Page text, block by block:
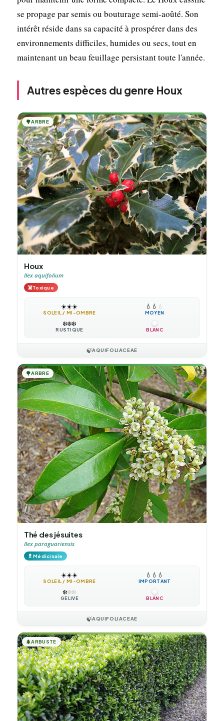
se propage par semis ou bouturage semi-aoûté. Son
intérêt réside dans sa capacité à prospérer dans des
environnements difficiles, humides ou secs, tout en
maintenant un beau feuillage persistant toute l'année.
Autres espèces du genre Houx
🌳ARBRE
Houx
Ilex aquifolium
☠️Toxique
☀️☀️☀️
SOLEIL / MI-OMBRE
💧 💧 💧
MOYEN
❄️❄️❄️
RUSTIQUE BLANC
🍃AQUIFOLIACEAE
🌳ARBRE
Thé des jésuites
Ilex paraguariensis
💊Médicinale
☀️☀️☀️
SOLEIL / MI-OMBRE
💧 💧 💧
IMPORTANT
❄️❄️❄️
GÉLIVE BLANC
🍃AQUIFOLIACEAE
🌲ARBUSTE